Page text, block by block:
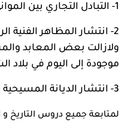
1- التبادل التجاري بين الموانئ الرومانية والموانئ العربية.
2- انتشار المظاهر الفنية
ولازالت بعض المعابد
موجودة إلى اليوم في بلاد
3- انتشار الديانة المسيحية من فلسطين إلى الرومان.
لمتابعة جميع دروس التاريخ و